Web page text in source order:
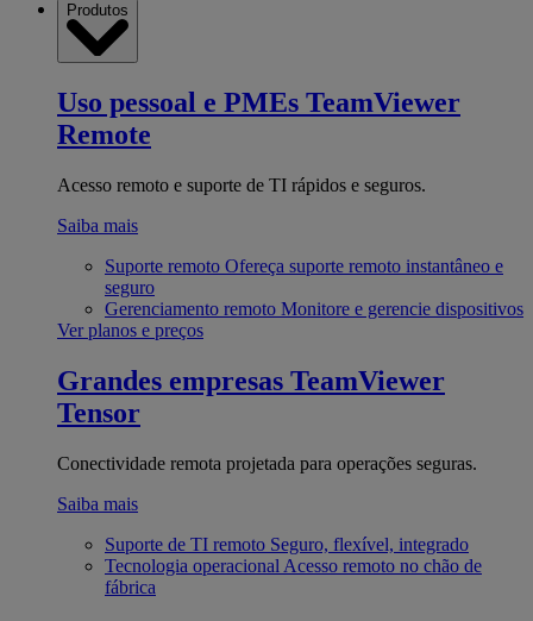
Produtos
Uso pessoal e PMEs TeamViewer
Remote
Acesso remoto e suporte de TI rápidos e seguros.
Saiba mais
Suporte remoto Ofereça suporte remoto instantâneo e
seguro
Gerenciamento remoto Monitore e gerencie dispositivos
Ver planos e preços
Grandes empresas TeamViewer
Tensor
Conectividade remota projetada para operações seguras.
Saiba mais
Suporte de TI remoto Seguro, flexível, integrado
Tecnologia operacional Acesso remoto no chão de
fábrica